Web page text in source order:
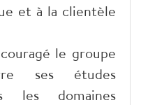
et à la clientèle
le groupe
ses études
les domaines